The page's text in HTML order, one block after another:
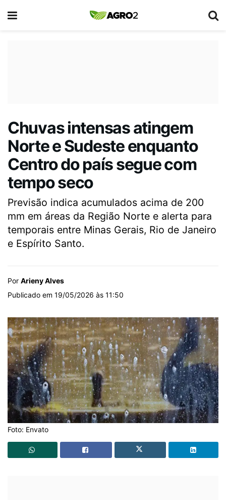
Chuvas intensas atingem
Norte e Sudeste enquanto
Centro do país segue com
tempo seco
Previsão indica acumulados acima de 200
mm em áreas da Região Norte e alerta para
temporais entre Minas Gerais, Rio de Janeiro
e Espírito Santo.
Por Arieny Alves
Publicado em 19/05/2026 às 11:50
Foto: Envato